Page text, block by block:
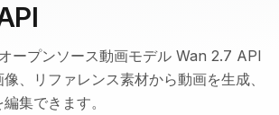
ープンソース動画モデル Wan 2.7 API
、リファレンス素材から動画を生成、
集できます。